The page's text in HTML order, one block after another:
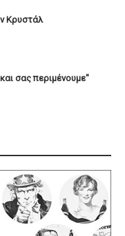
Κρυστάλ
σας περιμένουμε"